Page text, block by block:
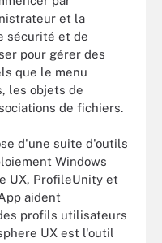
et la
sécurité et de
pour gérer des
que le menu
les objets de
de fichiers.
d'une suite d'outils
Windows
UX, ProfileUnity et
aident
profils utilisateurs
UX est l'outil